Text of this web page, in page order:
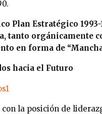
Plan Estratégico
tanto orgánicamente
en forma de
hacia el Futuro
la posición de